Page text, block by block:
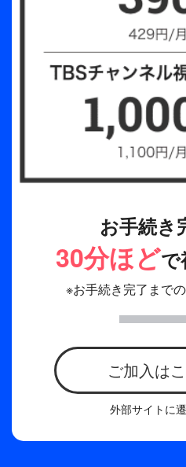
お手続き
30分ほどで
※お手続き完了まで
ご加入は
外部サイトに